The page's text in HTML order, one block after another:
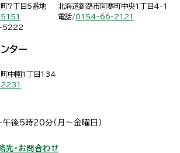
7丁目5番地
5222
北海道釧路市阿寒町中央1丁目4-1
電話/0154-66-2121
ター
町中園1丁目134
後5時20分（月～金曜日）
先・お問合わせ